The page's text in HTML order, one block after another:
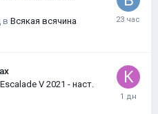
в Всякая всячина
Escalade V 2021 - наст.